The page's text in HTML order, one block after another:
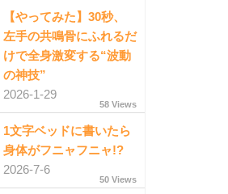
【やってみた】30秒、
左手の共鳴骨にふれるだ
けで全身激変する“波動
の神技”
2026-1-29
58 Views
1文字ベッドに書いたら
身体がフニャフニャ!?
2026-7-6
50 Views